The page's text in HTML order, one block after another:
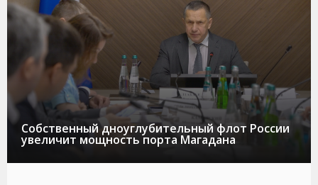
Собственный дноуглубительный флот России
увеличит мощность порта Магадана